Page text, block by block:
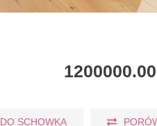
1200000.00
DO SCHOWKA